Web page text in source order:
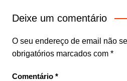
Deixe um comentário
O seu endereço de email não
obrigatórios marcados com *
Comentário *